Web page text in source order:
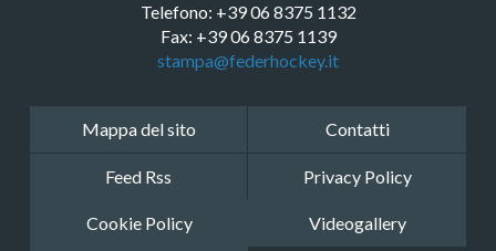
Telefono: +39 06 8375 1132
Fax: +39 06 8375 1139
stampa@federhockey.it
Mappa del sito Contatti
Feed Rss Privacy Policy
Cookie Policy Videogallery